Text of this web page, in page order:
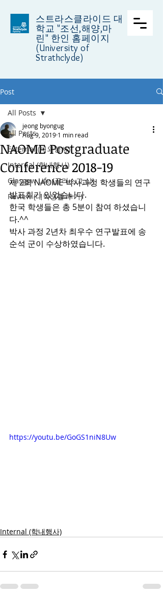
스트라스클라이드 대
학교 "조선,해양,마
린" 한인 홈페이지
(University of
Strathclyde)
Post
All Posts
External (대외행사)
Internal (학내행사)
Glasgow Life (글라스고 삶)
Review (대학생활 후기)
All Posts
NAOME Postgraduate
Conference 2018-19
jeong byongug
Aug 9, 2019 1 min read
제 2회 NAOME 박사과정 학생들의 연구
발표회가 있었습니다.
한국 학생들은 총 5분이 참여 하셨습니
다.^^
박사 과정 2년차 최우수 연구발표에 송
순석 군이 수상하였습니다.
https://youtu.be/GoGS1niN8Uw
Internal (학내행사)